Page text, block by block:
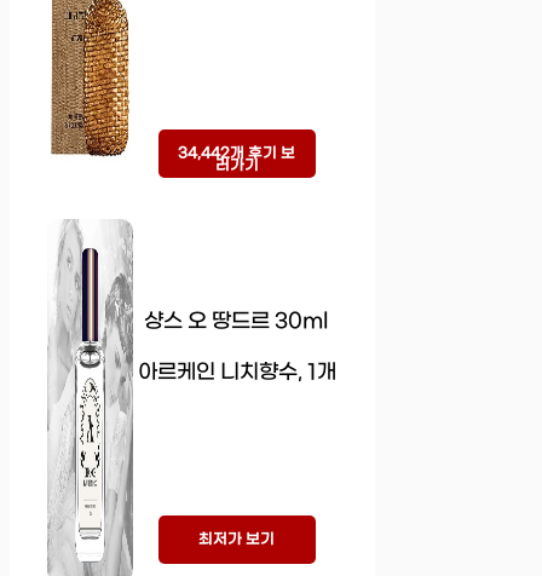
34,442개 후기 보
러가기
샹스 오 땅드르 30ml
아르케인 니치향수, 1개
최저가 보기